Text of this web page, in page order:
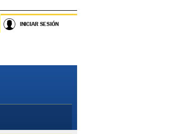
INICIAR SESIÓN